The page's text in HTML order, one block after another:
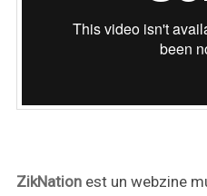
ZikNationest un webzine